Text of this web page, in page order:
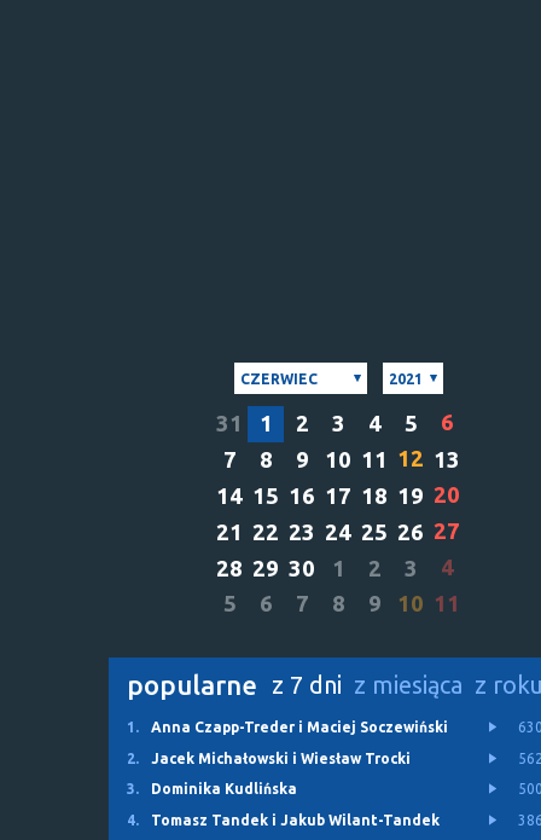
CZERWIEC 2021
31 1 2 3 4 5
6
7
8 9 10 11 12 13
14 15 16 17 18 19 20
21 22 23 24 25 26 27
28 29 30 1 2 3
4
5
6 7 8 9 10 11
popularne z 7 dni z miesiąca z
1. Anna Czapp-Treder i Maciej Soczewiński
2.
Jacek Michałowski i Wiesław Trocki
3.
Dominika Kudlińska
4.
Tomasz Tandek i Jakub Wilant-Tandek